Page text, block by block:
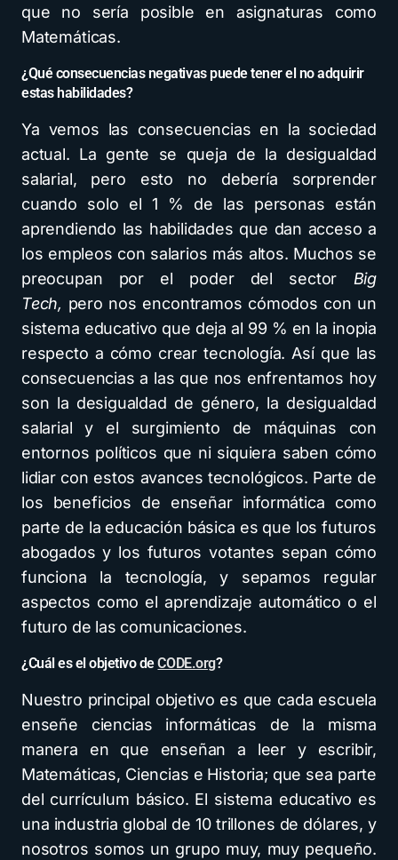
que no sería posible en asignaturas como
Matemáticas.
¿Qué consecuencias negativas puede tener el no adquirir
estas habilidades?
Ya vemos las consecuencias en la sociedad
actual. La gente se queja de la desigualdad
salarial, pero esto no debería sorprender
cuando solo el 1 % de las personas están
aprendiendo las habilidades que dan acceso a
los empleos con salarios más altos. Muchos se
preocupan por el poder del sector Big
Tech, pero nos encontramos cómodos con un
sistema educativo que deja al 99 % en la inopia
respecto a cómo crear tecnología. Así que las
consecuencias a las que nos enfrentamos hoy
son la desigualdad de género, la desigualdad
salarial y el surgimiento de máquinas con
entornos políticos que ni siquiera saben cómo
lidiar con estos avances tecnológicos. Parte de
los beneficios de enseñar informática como
parte de la educación básica es que los futuros
abogados y los futuros votantes sepan cómo
funciona la tecnología, y sepamos regular
aspectos como el aprendizaje automático o el
futuro de las comunicaciones.
¿Cuál es el objetivo deCODE.org?
Nuestro principal objetivo es que cada escuela
enseñe ciencias informáticas de la misma
manera en que enseñan a leer y escribir,
Matemáticas, Ciencias e Historia; que sea parte
del currículum básico. El sistema educativo es
una industria global de 10 trillones de dólares, y
nosotros somos un grupo muy, muy pequeño.